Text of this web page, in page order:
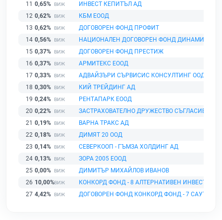
11 0,65%
ИНВЕСТ КЕПИТЪЛ АД
12 0,62%
КБМ ЕООД
13 0,62%
ДОГОВОРЕН ФОНД ПРОФИТ
14 0,56%
НАЦИОНАЛЕН ДОГОВОРЕН ФОНД ДИНАМИК
15 0,37%
ДОГОВОРЕН ФОНД ПРЕСТИЖ
16 0,37%
АРМИТЕКС ЕООД
17 0,33%
АДВАЙЗЪРИ СЪРВИСИС КОНСУЛТИНГ ООД
18 0,30%
КИЙ ТРЕЙДИНГ АД
19 0,24%
РЕНТАПАРК ЕООД
20 0,22%
ЗАСТРАХОВАТЕЛНО ДРУЖЕСТВО СЪГЛАСИЕ АД
21 0,19%
ВАРНА ТРАКС АД
22 0,18%
ДИМЯТ 20 ООД
23 0,14%
СЕВЕРКООП - ГЪМЗА ХОЛДИНГ АД
24 0,13%
ЗОРА 2005 ЕООД
25 0,00%
ДИМИТЪР МИХАЙЛОВ ИВАНОВ
26 10,00%
КОНКОРД ФОНД - 8 АЛТЕРНАТИВЕН
27 4,42% ДОГОВОРЕН ФОНД КОНКОРД ФОНД - 7 САУТ -